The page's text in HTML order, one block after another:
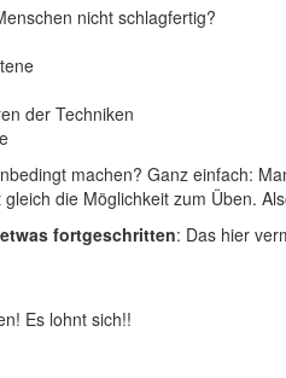
nicht schlagfertig?
der Techniken
machen? Ganz einfach:
die Möglichkeit zum Üben.
fortgeschritten: Das hier
Es lohnt sich!!